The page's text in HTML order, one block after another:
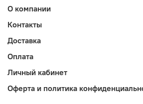
О компании
Контакты
Доставка
Оплата
Личный кабинет
Оферта и политика